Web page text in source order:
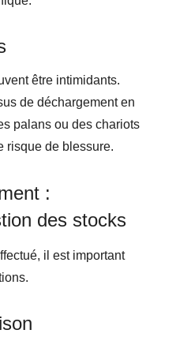
être intimidants.
de déchargement en
palans ou des chariots
risque de blessure.
:
des stocks
il est important